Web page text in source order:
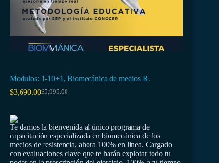
Modulos: 1-10+1, Biomecánica de medios R.
$5,995.00
$3,690.00
Te damos la bienvenida al único programa de
capacitación especializada en biomecánica de los
medios de resistencia, ahora 100% en linea. Cargado
con evaluaciones clave que te harán explotar todo tu